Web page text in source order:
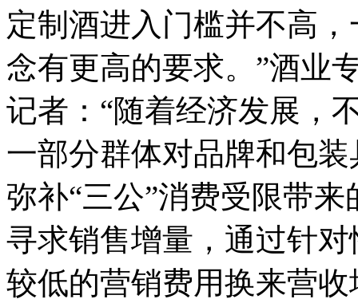
定制酒进入门槛并不高
念有更高的要求。”酒业
记者：“随着经济发展，
一部分群体对品牌和包
弥补“三公”消费受限带
寻求销售增量，通过针
较低的营销费用换来营收